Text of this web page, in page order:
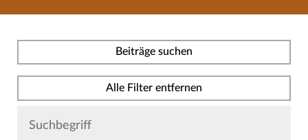
Beiträge suchen
Alle Filter entfernen